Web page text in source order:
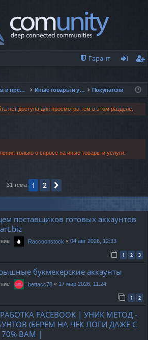
Гарант
ис
Арена спроса и предложений Иные товары и услуги Покупатели
нет доступа для просмотра тем в этом разделе.
только о спросе на иные товары и услуги.
31 тема 1 2
поставщиков готовых аккаунтов
Raccoonstock « 04 авг 2026, 12:33
1 2 3
букмекерские аккаунты
bettacc78 « 17 мар 2026, 11:24
1 2
FACEBOOK | УНИК МЕТОД -
(БЕРЕМ НА ЧЕК ЛОГИ ДАЖЕ С
ВАМ |